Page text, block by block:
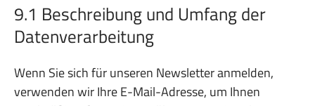
9.1 Beschreibung und Umfang der
Datenverarbeitung
Wenn Sie sich für unseren Newsletter anmelden,
verwenden wir Ihre E-Mail-Adresse, um Ihnen